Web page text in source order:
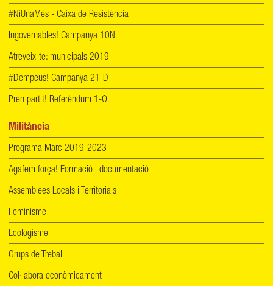
#NiUnaMés - Caixa de Resistència
Ingovernables! Campanya 10N
Atreveix-te: municipals 2019
#Dempeus! Campanya 21-D
Pren partit! Referèndum 1-O
Militància
Programa Marc 2019-2023
Agafem força! Formació i documentació
Assemblees Locals i Territorials
Feminisme
Ecologisme
Grups de Treball
Col·labora econòmicament